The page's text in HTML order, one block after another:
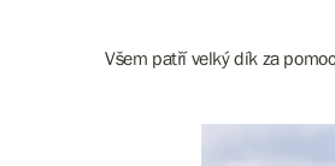
Všem patří velký dík za